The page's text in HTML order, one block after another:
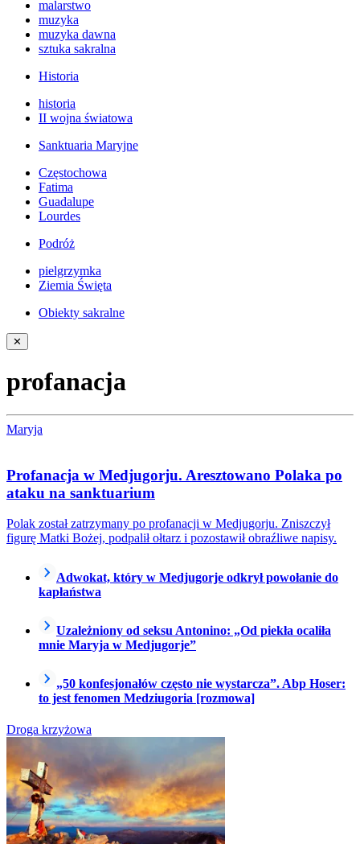
malarstwo
muzyka
muzyka dawna
sztuka sakralna
Historia
historia
II wojna światowa
Sanktuaria Maryjne
Częstochowa
Fatima
Guadalupe
Lourdes
Podróż
pielgrzymka
Ziemia Święta
Obiekty sakralne
✕
profanacja
Maryja
Profanacja w Medjugorju. Aresztowano Polaka po
ataku na sanktuarium
Polak został zatrzymany po profanacji w Medjugorju. Zniszczył
figurę Matki Bożej, podpalił ołtarz i pozostawił obraźliwe napisy.
Adwokat, który w Medjugorje odkrył powołanie do
kapłaństwa
Uzależniony od seksu Antonino: „Od piekła ocaliła
mnie Maryja w Medjugorje”
„50 konfesjonałów często nie wystarcza”. Abp Hoser:
to jest fenomen Medziugoria [rozmowa]
Droga krzyżowa